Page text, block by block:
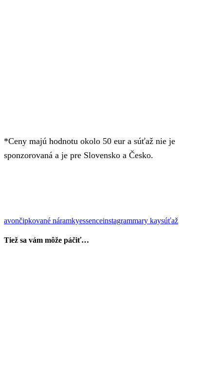
*Ceny majú hodnotu okolo 50 eur a súťaž nie je
sponzorovaná a je pre Slovensko a Česko.
avončipkované náramkyessenceinstagrammary kaysúťaž
Tiež sa vám môže páčiť…